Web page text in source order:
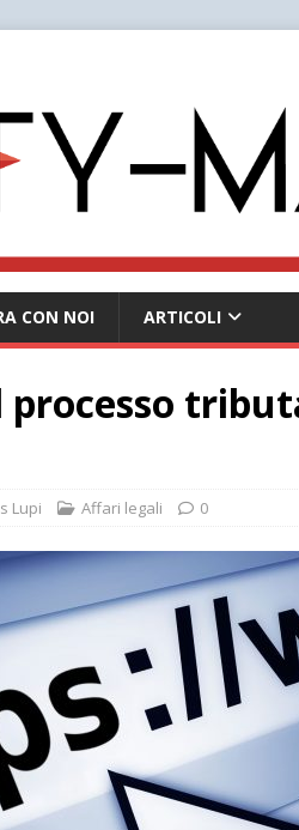
CON NOI ARTICOLI
Lupi Affari legali 0